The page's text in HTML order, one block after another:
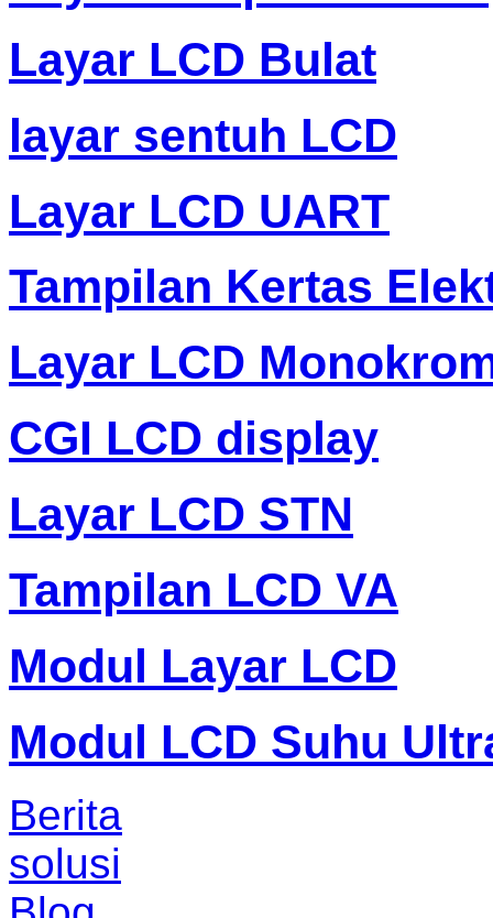
Layar LCD Bulat
layar sentuh LCD
Layar LCD UART
Tampilan Kertas
Layar LCD
CGI LCD display
Layar LCD STN
Tampilan LCD VA
Modul Layar LCD
Modul LCD Suhu
Berita
solusi